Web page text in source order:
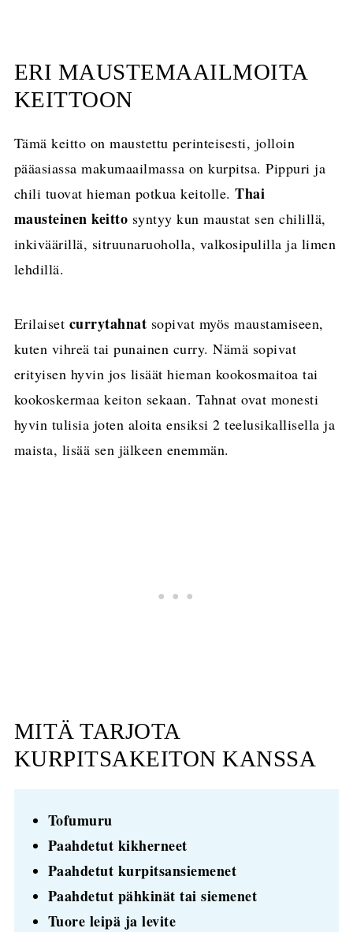
ERI MAUSTEMAAILMOITA
KEITTOON
Tämä keitto on maustettu perinteisesti, jolloin
pääasiassa makumaailmassa on kurpitsa. Pippuri ja
chili tuovat hieman potkua keitolle.Thai
mausteinen keitto syntyy kun maustat sen chilillä,
inkiväärillä, sitruunaruoholla, valkosipulilla ja limen
lehdillä.
Erilaiset currytahnat sopivat myös maustamiseen,
kuten vihreä tai punainen curry. Nämä sopivat
erityisen hyvin jos lisäät hieman kookosmaitoa tai
kookoskermaa keiton sekaan. Tahnat ovat monesti
hyvin tulisia joten aloita ensiksi 2 teelusikallisella ja
maista, lisää sen jälkeen enemmän.
MITÄ TARJOTA
KURPITSAKEITON KANSSA
Tofumuru
Paahdetut kikherneet
Paahdetut kurpitsansiemenet
Paahdetut pähkinät tai siemenet
Tuore leipä ja levite